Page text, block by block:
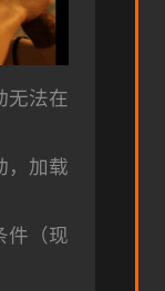
无法在
，加载
件（现